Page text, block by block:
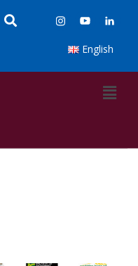
English